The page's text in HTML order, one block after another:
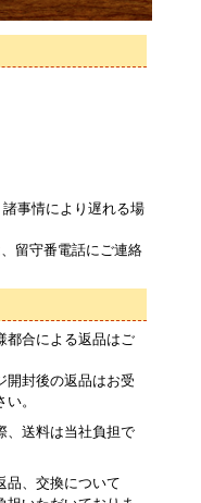
事情により遅れる場
留守番電話にご連絡
都合による返品はご
開封後の返品はお受
。
、送料は当社負担で
品、交換について